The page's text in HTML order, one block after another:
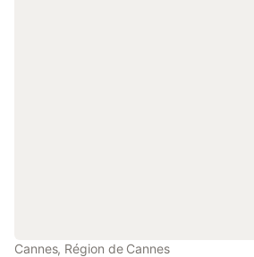
Cannes, Région de Cannes